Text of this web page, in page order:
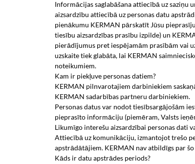
Informācijas saglabāšana attiecībā uz saziņu
aizsardzību attiecībā uz personas datu
pienākumu KERMAN pārskatīt Jūsu
tiesību aizsardzības prasību izpilde) un
pierādījumus pret iespējamām prasībām vai
uzskaite tiek glabāta, lai KERMAN
noteikumiem.
Kam ir piekļuve personas datiem?
KERMAN pilnvarotajiem darbiniekiem
KERMAN sadarbības partneru darbiniekiem.
Personas datus var nodot tiesībsargājošām
pieprasīto informāciju (piemēram, Valsts
Likumīgo interešu aizsardzībai personas dati
Attiecībā uz komunikāciju, izmantojot trešo
apstrādātājiem. KERMAN nav atbildīgs par
Kāds ir datu apstrādes periods?